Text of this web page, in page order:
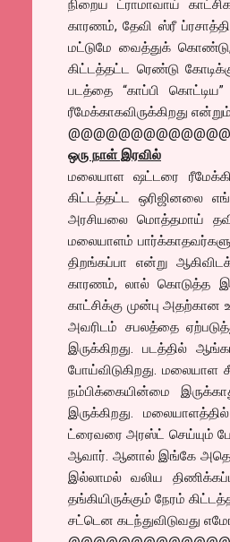
நிறைய ட்ராமாவாய்
காரணம், தேவி ஸ்ரீ
மட்டுமே வைத்துக்
கிட்டத்தட்ட ரெண்டு
படத்தை “காப்பி கொட்டிய”
ரீமேக்காகவிருக்கிறது
ஒரு நாள் இரவில்
மலையாள ஷட்டரை
கிட்டத்தட்ட ஒரிஜினலை
அரசியலை மொத்தமாய்
மலையாளம்
திறங்கப்பா என்று
காரணம், லால் கொடுத்த
காட்சிக்கு முன்பு
அவரிடம் சபலத்தை
இருக்கிறது. படத்தில்
போய்விடுகிறது. மலையாள
நம்பிக்கையின்மை
இருக்கிறது.
ட்ரைவரை அரஸ்ட் செய்யும்
ஆவார். ஆனால் இங்கே
இல்லாமல் வலிய
தங்கியிருக்கும் நேரம்
சட்டென கடந்துவிடுவது